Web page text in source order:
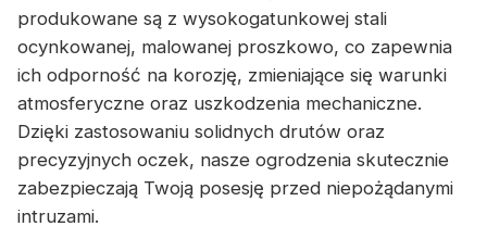
produkowane są z wysokogatunkowej stali
ocynkowanej, malowanej proszkowo, co zapewnia
ich odporność na korozję, zmieniające się warunki
atmosferyczne oraz uszkodzenia mechaniczne.
Dzięki zastosowaniu solidnych drutów oraz
precyzyjnych oczek, nasze ogrodzenia skutecznie
zabezpieczają Twoją posesję przed niepożądanymi
intruzami.